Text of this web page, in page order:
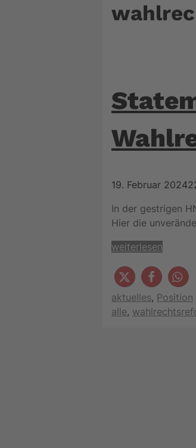
19. Februar 2024
In der gestrigen
Hier die
weiterlesen
Kategorien
aktuelles, Position
alle,